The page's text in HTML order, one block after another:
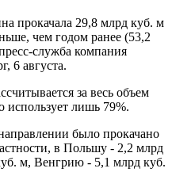
прокачала 29,8 млрд куб. м
чем годом ранее (53,2
служба компания
6 августа.
за весь объем
лишь 79%.
было прокачано
в Польшу - 2,2 млрд
м, Венгрию - 5,1 млрд куб.